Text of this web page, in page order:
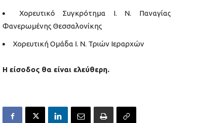
Χορευτικό Συγκρότημα Ι. Ν. Παναγίας
Φανερωμένης Θεσσαλονίκης
Χορευτική Ομάδα Ι. Ν. Τριών Ιεραρχών
Η είσοδος θα είναι ελεύθερη.